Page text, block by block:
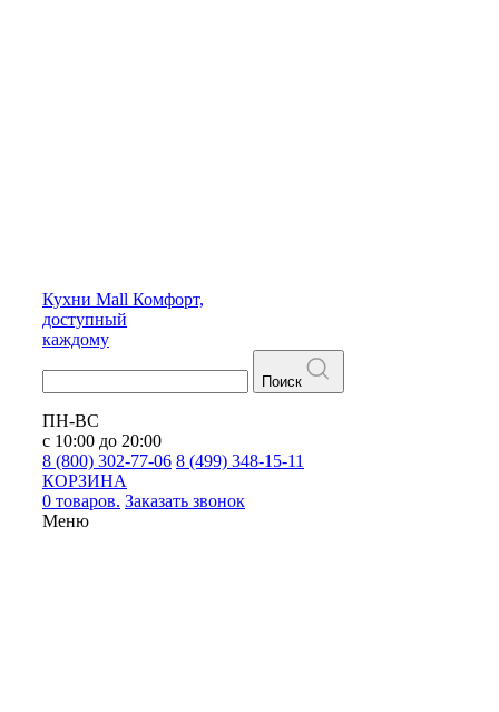
Кухни Mall Комфорт,
доступный
каждому
Поиск
ПН-ВС
с 10:00 до 20:00
8 (800) 302-77-06 8 (499) 348-15-11
КОРЗИНА
0 товаров. Заказать звонок
Меню